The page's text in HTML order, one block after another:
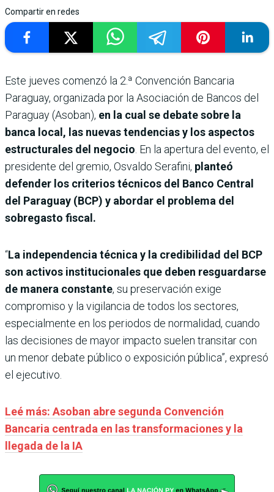
Compartir en redes
Este jueves comenzó la 2.ª Convención Bancaria
Paraguay, organizada por la Asociación de Bancos del
Paraguay (Asoban), en la cual se debate sobre la
banca local, las nuevas tendencias y los aspectos
estructurales del negocio . En la apertura del evento, el
presidente del gremio, Osvaldo Serafini, planteó
defender los criterios técnicos del Banco Central
del Paraguay (BCP) y abordar el problema del
sobregasto fiscal.
“La independencia técnica y la credibilidad del BCP
son activos institucionales que deben resguardarse
de manera constante, su preservación exige
compromiso y la vigilancia de todos los sectores,
especialmente en los periodos de normalidad, cuando
las decisiones de mayor impacto suelen transitar con
un menor debate público o exposición pública”, expresó
el ejecutivo.
Leé más: Asoban abre segunda Convención
Bancaria centrada en las transformaciones y la
llegada de la IA